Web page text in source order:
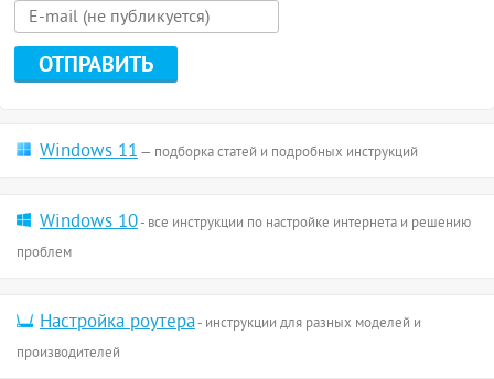
Windows 11— подборка статей и подробных инструкций
Windows 10- все инструкции по настройке интернета и решению
проблем
Настройка роутера- инструкции для разных моделей и
производителей